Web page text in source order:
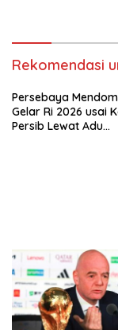
Rekomendasi
Persebaya
Gelar Ri 2026 usai
Persib Lewat Adu